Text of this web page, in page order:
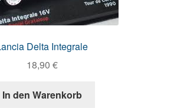
Delta Integrale
18,90 €
In den Warenkorb